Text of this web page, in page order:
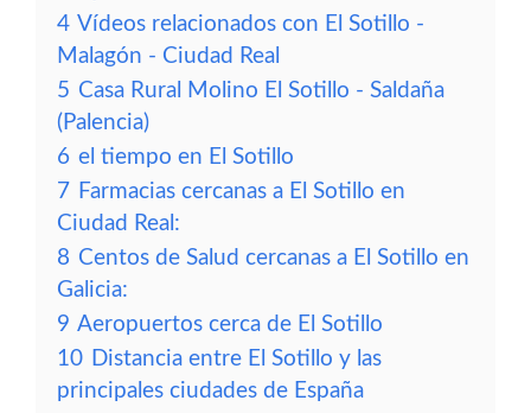
4 Vídeos relacionados con El Sotillo -
Malagón - Ciudad Real
5 Casa Rural Molino El Sotillo - Saldaña
(Palencia)
6 el tiempo en El Sotillo
7 Farmacias cercanas a El Sotillo en
Ciudad Real:
8 Centos de Salud cercanas a El Sotillo en
Galicia:
9 Aeropuertos cerca de El Sotillo
10 Distancia entre El Sotillo y las
principales ciudades de España